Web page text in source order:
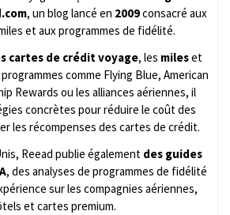
, un blog lancé en 2009consacré aux
et aux programmes de fidélité.
cartes de crédit voyage, les mileset
comme Flying Blue, American
Rewards ou les alliances aériennes, il
concrètes pour réduire le coût des
les récompenses des cartes de crédit.
Reead publie également des guides
, des analyses de programmes de fidélité
sur les compagnies aériennes,
et cartes premium.